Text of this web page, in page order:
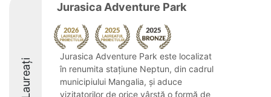
Laureați
Jurasica Adventure Park
Jurasica Adventure Park este localizat
în renumita stațiune Neptun, din cadrul
municipiului Mangalia, și aduce
vizitatorilor de orice vârstă o formă de